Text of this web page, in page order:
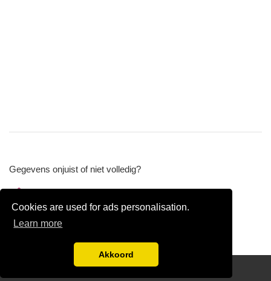
Cookies are used for ads personalisation.
Learn more
Akkoord
Gegevens onjuist of niet volledig?